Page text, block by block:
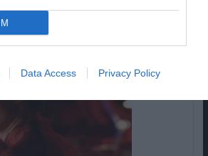
Data Access Privacy Policy